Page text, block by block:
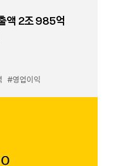
액 2조 985억
#영업이익